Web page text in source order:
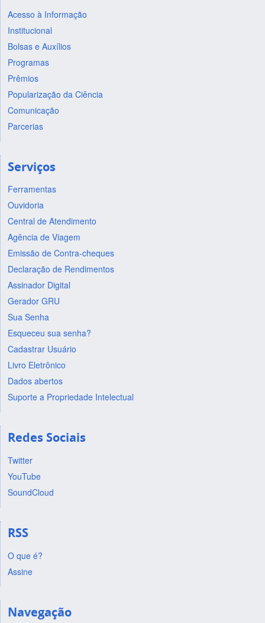
Acesso à Informação
Institucional
Bolsas e Auxílios
Programas
Prêmios
Popularização da Ciência
Comunicação
Parcerias
Serviços
Ferramentas
Ouvidoria
Central de Atendimento
Agência de Viagem
Emissão de Contra-cheques
Declaração de Rendimentos
Assinador Digital
Gerador GRU
Sua Senha
Esqueceu sua senha?
Cadastrar Usuário
Livro Eletrônico
Dados abertos
Suporte a Propriedade Intelectual
Redes Sociais
Twitter
YouTube
SoundCloud
RSS
O que é?
Assine
Navegação